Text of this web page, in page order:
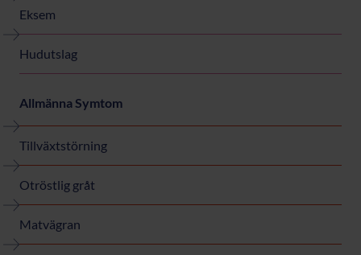
Eksem
Hudutslag
Allmänna Symtom
Tillväxtstörning
Otröstlig gråt
Matvägran